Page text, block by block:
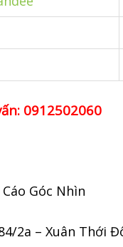
0912502060
Góc Nhìn
2a – Xuân Thới